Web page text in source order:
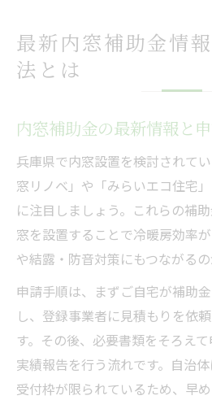
最新内窓補助金情
法とは
内窓補助金の最新情報と
兵庫県で内窓設置を検討されて
窓リノベ」や「みらいエコ住宅
に注目しましょう。これらの補
窓を設置することで冷暖房効率
や結露・防音対策にもつながるの
申請手順は、まずご自宅が補助
し、登録事業者に見積もりを依
す。その後、必要書類をそろえ
実績報告を行う流れです。自治
受付枠が限られているため、早